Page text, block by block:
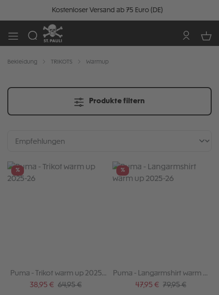
Kostenloser Versand ab 75 Euro (DE)
Bekleidung TRIKOTS Warmup
Produkte filtern
%
Puma - Trikot warm up 2025-
26
Verkaufspreis:
38,95 € Regulärer Preis:
64,95 €
%
Puma - Langarmshirt warm up
2025-26
Verkaufspreis:
47,95 € Regulärer Preis:
79,95 €